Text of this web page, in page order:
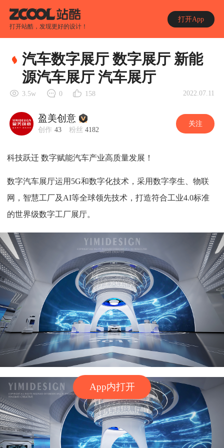
打开站酷，发现更好的设计！
打开App
App内打开
汽车数字展厅 数字展厅 新能
源汽车展厅 汽车展厅
3.5w 0 158 2022.07.11
盈美创意
创作 43 粉丝 4182
关注
科技跃迁 数字赋能汽车产业高质量发展！
数字汽车展厅运用5G和数字化技术，采用数字孪生、物联
网，智慧工厂及AI等全球领先技术，打造符合工业4.0标准
的世界级数字工厂展厅。